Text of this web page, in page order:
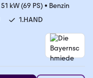
51 kW (69 PS) • Benzin
1.HAND